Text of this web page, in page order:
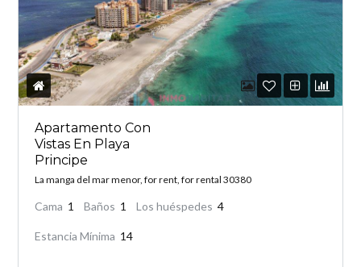
Apartamento Con
Vistas En Playa
Principe
La manga del mar menor, for rent, for rental 30380
Cama 1 Baños 1 Los huéspedes 4
Estancia Mínima 14